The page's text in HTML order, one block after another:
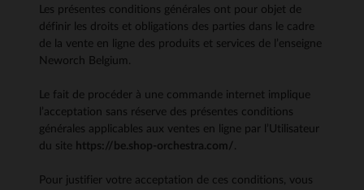
Les présentes conditions générales ont pour objet de
définir les droits et obligations des parties dans le cadre
de la vente en ligne des produits et services de l’enseigne
Neworch Belgium.
Le fait de procéder à une commande internet implique
l’acceptation sans réserve des présentes conditions
générales applicables aux ventes en ligne par l’Utilisateur
du site https://be.shop-orchestra.com/ .
Pour justifier votre acceptation de ces conditions, vous